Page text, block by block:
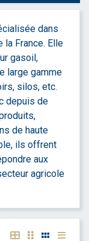
dans
la France. Elle
gasoil,
large gamme
silos, etc.
depuis de
de haute
ils offrent
aux
agricole